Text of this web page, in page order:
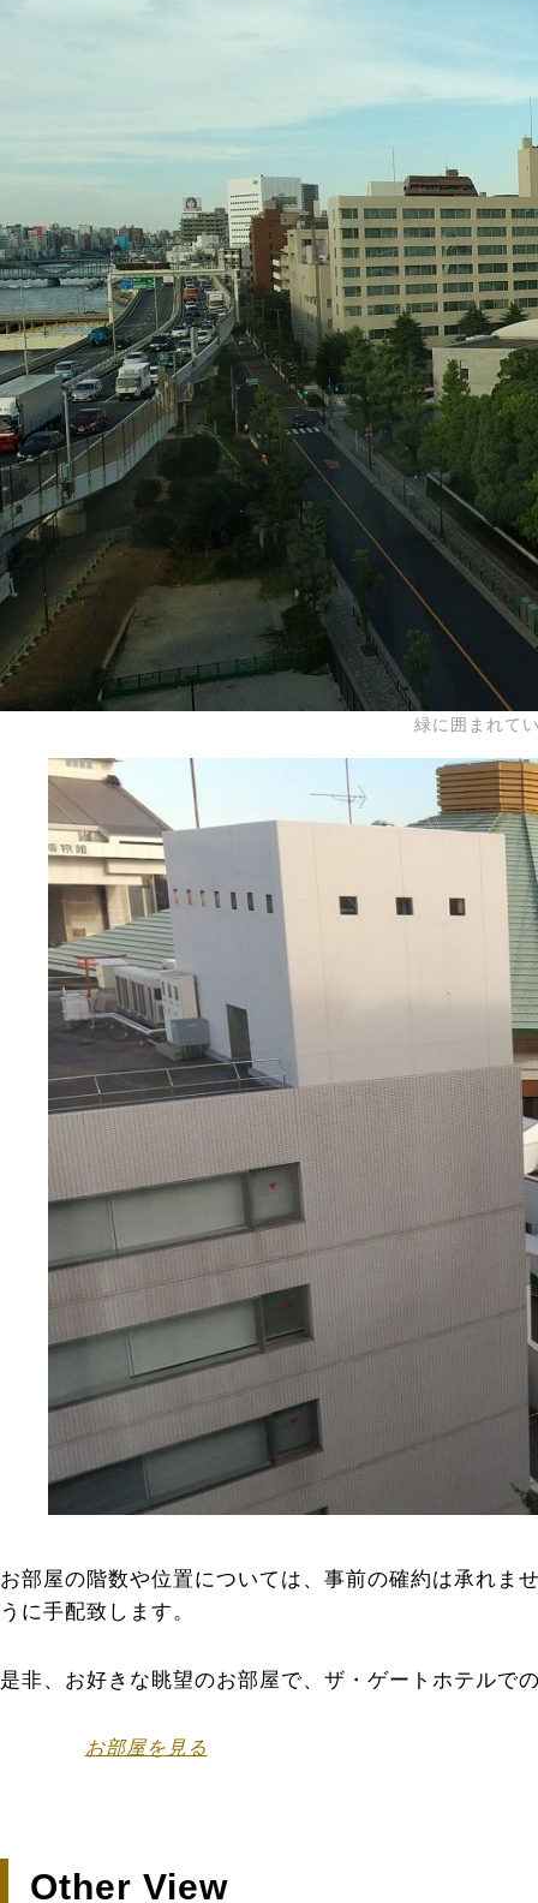
緑に囲まれて
お部屋の階数や位置については、事前の確約は承れま
うに手配致します。
是非、お好きな眺望のお部屋で、ザ・ゲートホテルで
お部屋を見る
Other View